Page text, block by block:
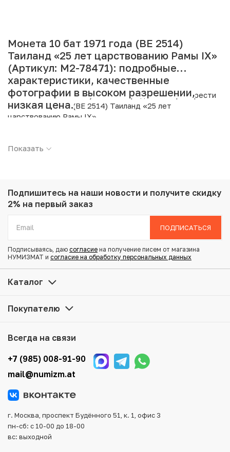
Монета 10 бат 1971 года (BE 2514)
Таиланд «25 лет царствованию Рамы IX»
(Артикул: M2-78471): подробные
характеристики, качественные
фотографии в высоком разрешении,
низкая цена.
Интернет магазин «Нумизмат» предлагает приобрести
10 бат 1971 года (BE 2514) Таиланд «25 лет
царствованию Рамы IX».
Металл: Серебро
Проба: 800
Состояние: AU
Тематика: Выдающиеся личности
в нашем интернет-магазине — Вам достаточно
Мы доставим Ваш заказ в любой регион России, кроме
того, возможен самовывоз товара из офиса магазина.
Для вашего удобства представлены несколько способов
тщательно упаковываются, что исключает возможность
Показать
Подпишитесь на наши новости и получите скидку
2% на первый заказ
ПОДПИСАТЬСЯ
Подписываясь, даю согласие на получение писем от магазина
НУМИЗМАТ и согласие на обработку персональных данных
Каталог
Покупателю
Всегда на связи
+7 (985) 008-91-90
mail@numizm.at
г. Москва, проспект Будённого 51, к. 1, офис 3
пн-сб: с 10-00 до 18-00
вс: выходной